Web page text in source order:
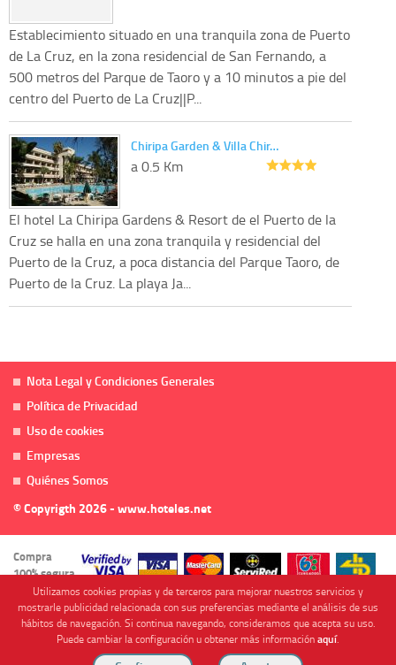
Establecimiento situado en una tranquila zona de Puerto
de La Cruz, en la zona residencial de San Fernando, a
500 metros del Parque de Taoro y a 10 minutos a pie del
centro del Puerto de La Cruz||P...
Chiripa Garden & Villa Chir…
a 0.5 Km
El hotel La Chiripa Gardens & Resort de el Puerto de la
Cruz se halla en una zona tranquila y residencial del
Puerto de la Cruz, a poca distancia del Parque Taoro, de
Puerto de la Cruz. La playa Ja...
Nota Legal y Condiciones Generales
Política de Privacidad
Uso de cookies
Empresas
Quiénes Somos
© Copyrigth 2026 - www.hoteles.net
Compra
100% segura
Cofinanciado por
Utilizamos cookies propias y de terceros para mejorar nuestros servicios y
mostrarle publicidad relacionada con sus preferencias mediante el análisis de sus
hábitos de navegación. Si continua navegando, consideramos que acepta su uso.
Puede cambiar la configuración u obtener más informaciónaquí.